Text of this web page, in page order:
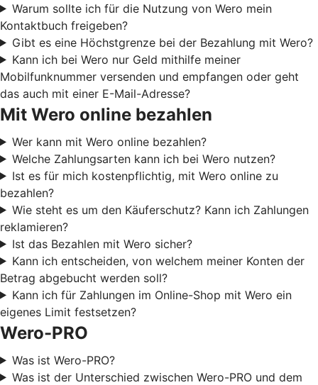
Warum sollte ich für die Nutzung von Wero mein
Kontaktbuch freigeben?
Gibt es eine Höchstgrenze bei der Bezahlung mit Wero?
Kann ich bei Wero nur Geld mithilfe meiner
Mobilfunknummer versenden und empfangen oder geht
das auch mit einer E-Mail-Adresse?
Mit Wero online bezahlen
Wer kann mit Wero online bezahlen?
Welche Zahlungsarten kann ich bei Wero nutzen?
Ist es für mich kostenpflichtig, mit Wero online zu
bezahlen?
Wie steht es um den Käuferschutz? Kann ich Zahlungen
reklamieren?
Ist das Bezahlen mit Wero sicher?
Kann ich entscheiden, von welchem meiner Konten der
Betrag abgebucht werden soll?
Kann ich für Zahlungen im Online-Shop mit Wero ein
eigenes Limit festsetzen?
Wero-PRO
Was ist Wero-PRO?
Was ist der Unterschied zwischen Wero-PRO und dem